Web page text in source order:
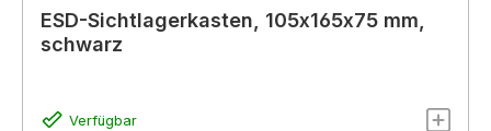
ESD-Sichtlagerkasten, 105x165x75 mm,
schwarz
Verfügbar